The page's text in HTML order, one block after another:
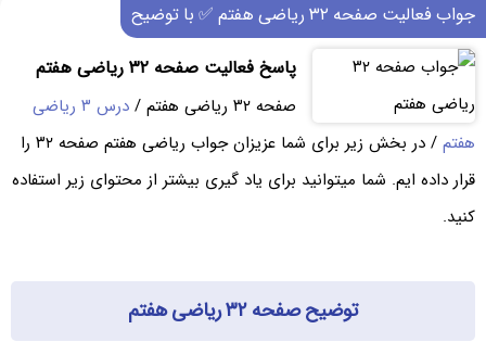
جواب فعالیت صفحه ۳۲ ریاضی هفتم ✅ با توضیح
پاسخ فعالیت صفحه ۳۲ ریاضی هفتم
صفحه ۳۲ ریاضی هفتم /
درس ۳ ریاضی
هفتم
/ در بخش زیر برای شما عزیزان جواب ریاضی هفتم صفحه ۳۲ را
قرار داده ایم. شما میتوانید برای یاد گیری بیشتر از محتوای زیر استفاده
کنید.
توضیح صفحه ۳۲ ریاضی هفتم